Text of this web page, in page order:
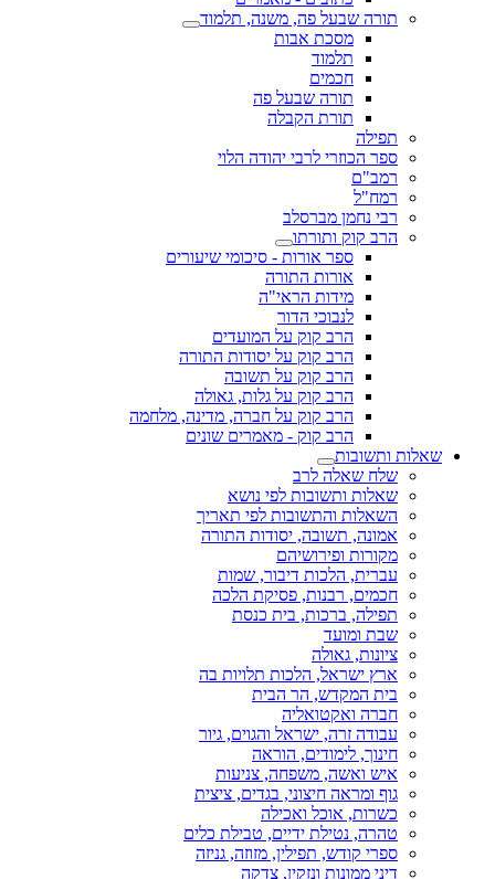
תורה שבעל פה, משנה, תלמוד
מסכת אבות
תלמוד
חכמים
תורה שבעל פה
תורת הקבלה
תפילה
ספר הכוזרי לרבי יהודה הלוי
רמב"ם
רמח"ל
רבי נחמן מברסלב
הרב קוק ותורתו
ספר אורות - סיכומי שיעורים
אורות התורה
מידות הראי"ה
לנבוכי הדור
הרב קוק על המועדים
הרב קוק על יסודות התורה
הרב קוק על תשובה
הרב קוק על גלות, גאולה
הרב קוק על חברה, מדינה, מלחמה
הרב קוק - מאמרים שונים
שאלות ותשובות
שלח שאלה לרב
שאלות ותשובות לפי נושא
השאלות והתשובות לפי תאריך
אמונה, תשובה, יסודות התורה
מקורות ופירושיהם
עברית, הלכות דיבור, שמות
חכמים, רבנות, פסיקת הלכה
תפילה, ברכות, בית כנסת
שבת ומועד
ציונות, גאולה
ארץ ישראל, הלכות תלויות בה
בית המקדש, הר הבית
חברה ואקטואליה
עבודה זרה, ישראל והגוים, גיור
חינוך, לימודים, הוראה
איש ואשה, משפחה, צניעות
גוף ומראה חיצוני, בגדים, ציצית
כשרות, אוכל ואכילה
טהרה, נטילת ידיים, טבילת כלים
ספרי קודש, תפילין, מזוזה, גניזה
דיני ממונות ונזקין, צדקה